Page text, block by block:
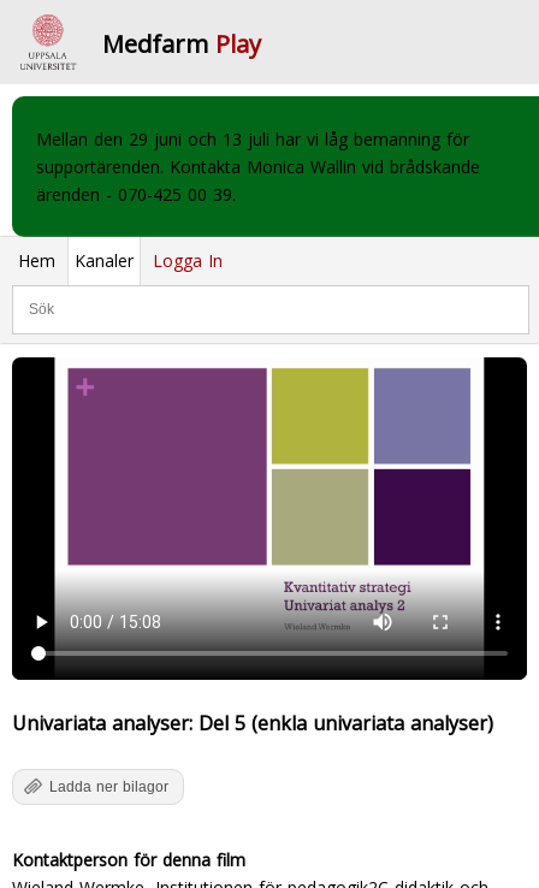
Medfarm Play
Mellan den 29 juni och 13 juli har vi låg bemanning för
supportärenden. Kontakta Monica Wallin vid brådskande
ärenden - 070-425 00 39.
Hem Kanaler Logga In
Univariata analyser: Del 5 (enkla univariata analyser)
Ladda ner bilagor
Kontaktperson för denna film